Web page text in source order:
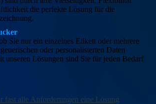
die perfekte Lösung für die
Sie nur ein einzelnes Etikett oder mehrere
oder personalisierten Daten
unseren Lösungen sind Sie für jeden Bedarf
fast alle Anforderungen eine Lösung